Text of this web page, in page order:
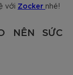
với Zocker nhé!
NÊN SỨC